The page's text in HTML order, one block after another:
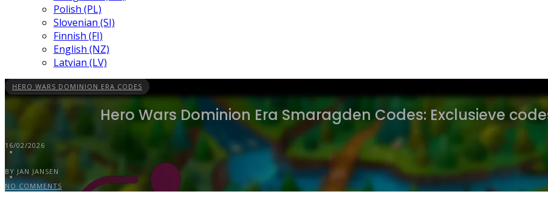
Polish (PL)
Slovenian (SI)
Finnish (FI)
English (NZ)
Latvian (LV)
HERO WARS DOMINION ERA CODES
Hero Wars Dominion Era Smaragden Codes: Exclusieve
16/02/2026
BY JAN JANSEN
NO COMMENTS